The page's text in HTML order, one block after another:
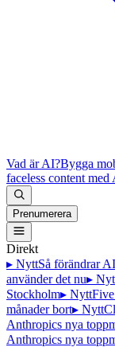
Vad är AI?Bygga
faceless content med
Prenumerera
Direkt
▸ NyttSå förändrar
använder det nu▸
Stockholm▸ Nytt
månader bort▸ Nytt
Anthropics nya
Anthropics nya